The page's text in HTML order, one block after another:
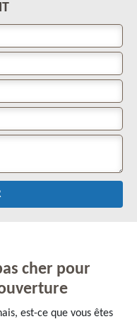
cher pour
est-ce que vous êtes